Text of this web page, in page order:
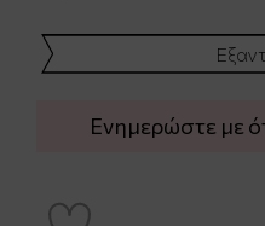
Ενημερώστε με